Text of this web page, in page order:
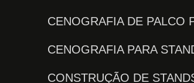
CENOGRAFIA DE PALCO
CENOGRAFIA PARA
CONSTRUÇÃO DE